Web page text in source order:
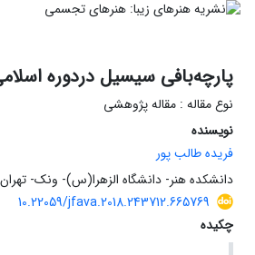
پارچه‌بافی سیسیل دردوره
نوع مقاله : مقاله پژوهشی
نویسنده
فریده طالب پور
دانشکده هنر- دانشگاه الزهرا(س)- ونک- تهران
10.22059/jfava.2018.243712.665769
چکیده